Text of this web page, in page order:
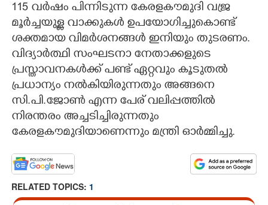
115 വർഷം പിന്നിടുന്ന കേരളകൗമുദി വജ്ര
മൂർച്ചയുള്ള വാക്കുകൾ ഉപയോഗിച്ചുകൊണ്ട്
ശക്തമായ വിമർശനങ്ങൾ ഇനിയും തുടരണം.
വിദ്യാർത്ഥി സംഘടനാ നേതാക്കളുടെ
പ്രസ്താവനകൾക്ക് പണ്ട് ഏറ്റവും കൂടുതൽ
പ്രധാന്യം നൽകിയിരുന്നതും അങ്ങനെ
സി.പി.ജോൺ എന്ന പേര് വലിപ്പത്തിൽ
നിരന്തരം അച്ചടിച്ചിരുന്നതും
കേരളകൗമുദിയാണെന്നും മന്ത്രി ഓർമ്മിച്ചു.
RELATED TOPICS: 1